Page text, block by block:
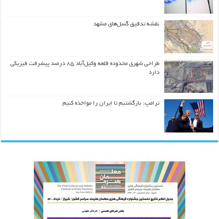
نقشه تدقیق گسل‌های مشهد
طراحی شهری محدوده قلعه وکیل‌آباد ۸۵ درصد پیشرفت فیزیکی
دارد
ترامپ: بازگشتیم تا ایران را مواخذه کنیم